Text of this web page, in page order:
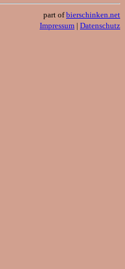
part ofbierschinken.net
Impressum | Datenschutz